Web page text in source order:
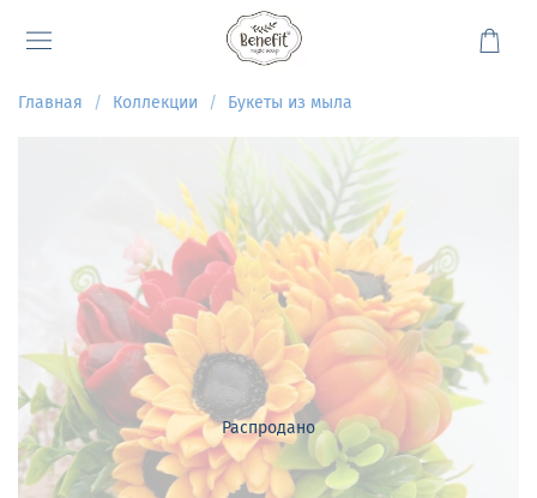
Главная Коллекции Букеты из мыла
Распродано